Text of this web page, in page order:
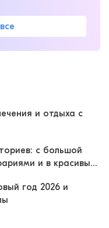
и отдыха с
с большой
и в красивых
год 2026 и